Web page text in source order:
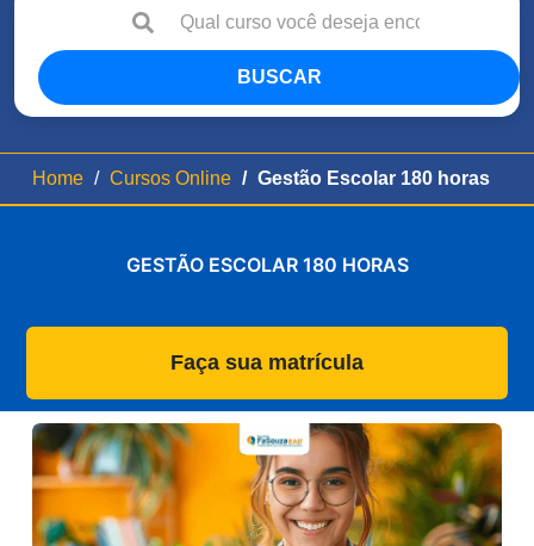
BUSCAR
Home Cursos Online Gestão Escolar 180 horas
GESTÃO ESCOLAR 180 HORAS
Faça sua matrícula